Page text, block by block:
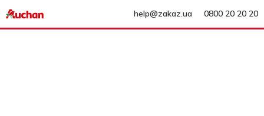
help@zakaz.ua 0800 20 20 20